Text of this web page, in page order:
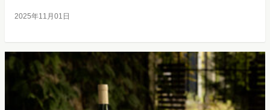
2025年11月01日